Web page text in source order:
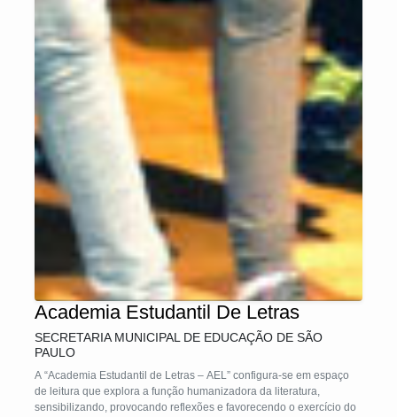
Academia Estudantil De Letras
SECRETARIA MUNICIPAL DE EDUCAÇÃO DE SÃO
PAULO
A “Academia Estudantil de Letras – AEL” configura-se em espaço
de leitura que explora a função humanizadora da literatura,
sensibilizando, provocando reflexões e favorecendo o exercício do